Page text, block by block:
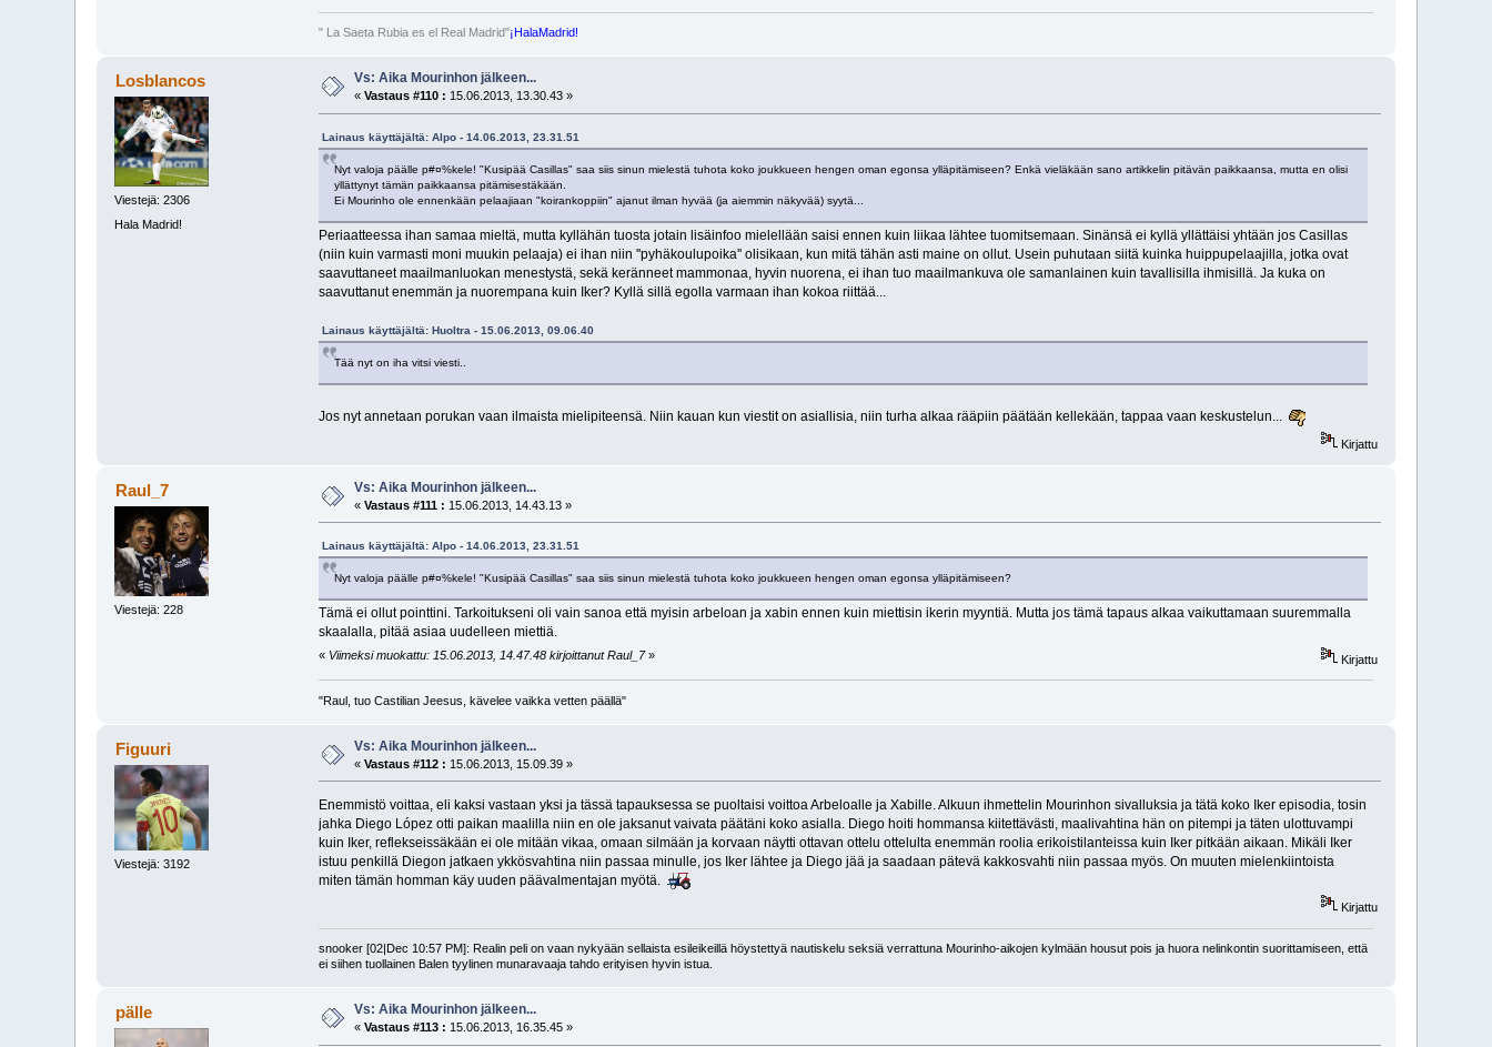
" La Saeta Rubia es el Real Madrid"¡HalaMadrid!
Losblancos
Viestejä: 2306
Hala Madrid!
Vs: Aika Mourinhon jälkeen...
«Vastaus #110 : 15.06.2013, 13.30.43 »
Lainaus käyttäjältä: Alpo - 14.06.2013, 23.31.51
Nyt valoja päälle p#¤%kele! "Kusipää Casillas" saa siis sinun mielestä tuhota koko joukkueen hengen oman egonsa ylläpitämiseen? Enkä vieläkään sano artikkelin pitävän paikkaansa, mutta en olisi
yllättynyt tämän paikkaansa pitämisestäkään.
Ei Mourinho ole ennenkään pelaajiaan "koirankoppiin" ajanut ilman hyvää (ja aiemmin näkyvää) syytä...
Periaatteessa ihan samaa mieltä, mutta kyllähän tuosta jotain lisäinfoo mielellään saisi ennen kuin liikaa lähtee tuomitsemaan. Sinänsä ei kyllä yllättäisi yhtään jos Casillas
(niin kuin varmasti moni muukin pelaaja) ei ihan niin ''pyhäkoulupoika'' olisikaan, kun mitä tähän asti maine on ollut. Usein puhutaan siitä kuinka huippupelaajilla, jotka ovat
saavuttaneet maailmanluokan menestystä, sekä keränneet mammonaa, hyvin nuorena, ei ihan tuo maailmankuva ole samanlainen kuin tavallisilla ihmisillä. Ja kuka on
saavuttanut enemmän ja nuorempana kuin Iker? Kyllä sillä egolla varmaan ihan kokoa riittää...
Lainaus käyttäjältä: Huoltra - 15.06.2013, 09.06.40
Tää nyt on iha vitsi viesti..
Jos nyt annetaan porukan vaan ilmaista mielipiteensä. Niin kauan kun viestit on asiallisia, niin turha alkaa rääpiin päätään kellekään, tappaa vaan keskustelun...
Kirjattu
Raul_7
Viestejä: 228
Vs: Aika Mourinhon jälkeen...
«Vastaus #111 : 15.06.2013, 14.43.13 »
Lainaus käyttäjältä: Alpo - 14.06.2013, 23.31.51
Nyt valoja päälle p#¤%kele! "Kusipää Casillas" saa siis sinun mielestä tuhota koko joukkueen hengen oman egonsa ylläpitämiseen?
Tämä ei ollut pointtini. Tarkoitukseni oli vain sanoa että myisin arbeloan ja xabin ennen kuin miettisin ikerin myyntiä. Mutta jos tämä tapaus alkaa vaikuttamaan suuremmalla
skaalalla, pitää asiaa uudelleen miettiä.
« Viimeksi muokattu: 15.06.2013, 14.47.48 kirjoittanut Raul_7» Kirjattu
"Raul, tuo Castilian Jeesus, kävelee vaikka vetten päällä"
Figuuri
Viestejä: 3192
Vs: Aika Mourinhon jälkeen...
«Vastaus #112 : 15.06.2013, 15.09.39 »
Enemmistö voittaa, eli kaksi vastaan yksi ja tässä tapauksessa se puoltaisi voittoa Arbeloalle ja Xabille. Alkuun ihmettelin Mourinhon sivalluksia ja tätä koko Iker episodia, tosin
jahka Diego López otti paikan maalilla niin en ole jaksanut vaivata päätäni koko asialla. Diego hoiti hommansa kiitettävästi, maalivahtina hän on pitempi ja täten ulottuvampi
kuin Iker, reflekseissäkään ei ole mitään vikaa, omaan silmään ja korvaan näytti ottavan ottelu ottelulta enemmän roolia erikoistilanteissa kuin Iker pitkään aikaan. Mikäli Iker
istuu penkillä Diegon jatkaen ykkösvahtina niin passaa minulle, jos Iker lähtee ja Diego jää ja saadaan pätevä kakkosvahti niin passaa myös. On muuten mielenkiintoista
miten tämän homman käy uuden päävalmentajan myötä.
Kirjattu
snooker [02|Dec 10:57 PM]: Realin peli on vaan nykyään sellaista esileikeillä höystettyä nautiskelu seksiä verrattuna Mourinho-aikojen kylmään housut pois ja huora nelinkontin suorittamiseen, että
ei siihen tuollainen Balen tyylinen munaravaaja tahdo erityisen hyvin istua.
pälle Vs: Aika Mourinhon jälkeen...
«Vastaus #113 : 15.06.2013, 16.35.45 »